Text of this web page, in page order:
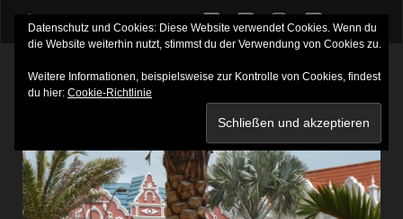
twitterfacebookinstagram
youtube
auf
Reisen
Datenschutz und Cookies: Diese Website verwendet Cookies. Wenn du
die Website weiterhin nutzt, stimmst du der Verwendung von Cookies zu.
Weitere Informationen, beispielsweise zur Kontrolle von Cookies, findest
du hier: Cookie-Richtlinie